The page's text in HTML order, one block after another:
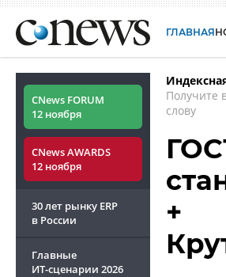
ГЛАВНАЯ
CNews FORUM
12 ноября
CNews AWARDS
12 ноября
30 лет рынку ERP
в России
Главные
ИТ-сценарии 2026
Получите
слову
+